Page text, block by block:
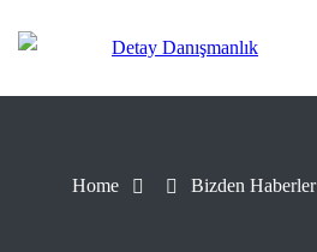
Home Bizden Haberler